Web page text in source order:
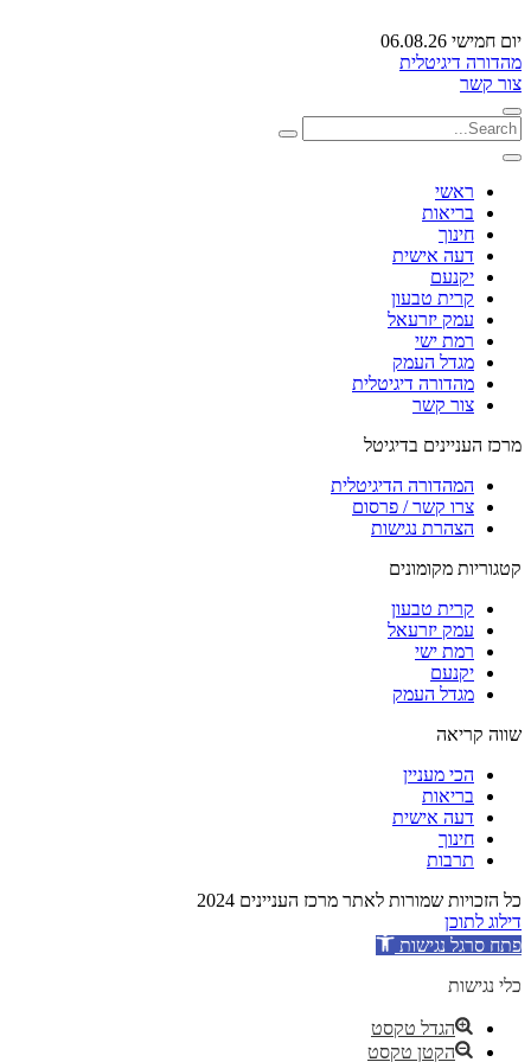
יום חמישי 06.08.26
מהדורה דיגיטלית
צור קשר
ראשי
בריאות
חינוך
דעה אישית
יקנעם
קרית טבעון
עמק יזרעאל
רמת ישי
מגדל העמק
מהדורה דיגיטלית
צור קשר
מרכז העניינים בדיגיטל
המהדורה הדיגיטלית
צרו קשר / פרסום
הצהרת נגישות
קטגוריות מקומונים
קרית טבעון
עמק יזרעאל
רמת ישי
יקנעם
מגדל העמק
שווה קריאה
הכי מעניין
בריאות
דעה אישית
חינוך
תרבות
כל הזכויות שמורות לאתר מרכז העניינים 2024
דילוג לתוכן
פתח סרגל נגישות
כלי נגישות
הגדל טקסט
הקטן טקסט